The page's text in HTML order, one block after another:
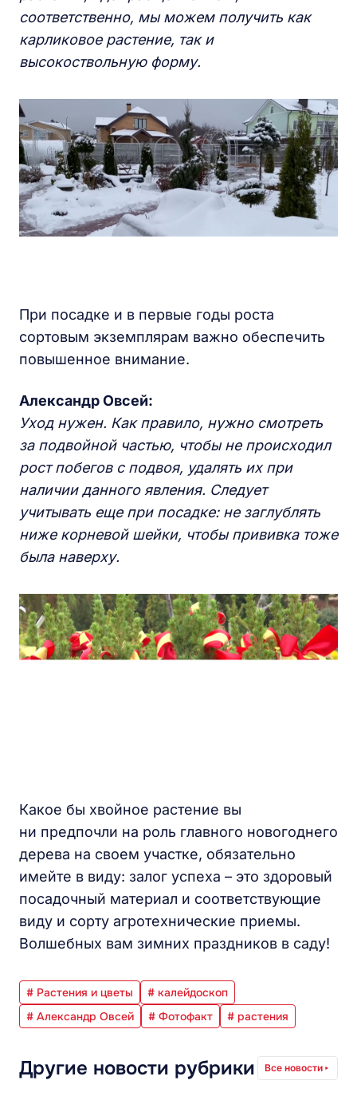
соответственно, мы можем получить как
карликовое растение, так и
высокоствольную форму.
При посадке и в первые годы роста
сортовым экземплярам важно обеспечить
повышенное внимание.
Александр Овсей:
Уход нужен. Как правило, нужно смотреть
за подвойной частью, чтобы не происходил
рост побегов с подвоя, удалять их при
наличии данного явления. Следует
учитывать еще при посадке: не заглублять
ниже корневой шейки, чтобы прививка тоже
была наверху.
Какое бы хвойное растение вы
ни предпочли на роль главного новогоднего
дерева на своем участке, обязательно
имейте в виду: залог успеха – это здоровый
посадочный материал и соответствующие
виду и сорту агротехнические приемы.
Волшебных вам зимних праздников в саду!
# Растения и цветы
# калейдоскоп
# Александр Овсей
# Фотофакт # растения
Другие новости рубрики Все новости